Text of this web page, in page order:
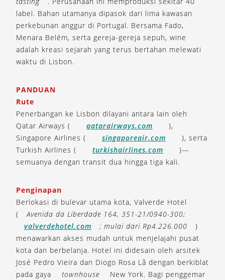
label. Bahan utamanya dipasok dari lima kawasan
perkebunan anggur di Portugal. Bersama Fado,
Menara Belém, serta gereja-gereja sepuh, wine
adalah kreasi sejarah yang terus bertahan melewati
waktu di Lisbon.
PANDUAN
Rute
Penerbangan ke Lisbon dilayani antara lain oleh
Qatar Airways (
qatarairways.com
),
Singapore Airlines (
singaporeair.com
), serta
Turkish Airlines (
turkishairlines.com
)—
semuanya dengan transit dua hingga tiga kali.
Penginapan
Berlokasi di bulevar utama kota, Valverde Hotel
(
Avenida da Liberdade 164, 351-21/0940-300;
valverdehotel.com
; mulai dari Rp4.226.000
)
menawarkan akses mudah untuk menjelajahi pusat
kota dan berbelanja. Hotel ini didesain oleh arsitek
José Pedro Vieira dan Diogo Rosa Lã dengan berkiblat
pada gaya
townhouse
New York. Bagi penggemar